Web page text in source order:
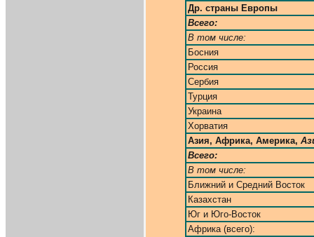
Др. страны Европы
Всего:
В том числе:
Босния
Россия
Сербия
Турция
Украина
Хорватия
Азия, Африка, Америка,
Всего:
В том числе:
Ближний и Средний Восток
Казахстан
Юг и Юго-Восток
Африка (всего):